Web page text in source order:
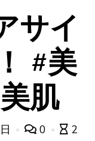
サイ
#美
肌
0
2